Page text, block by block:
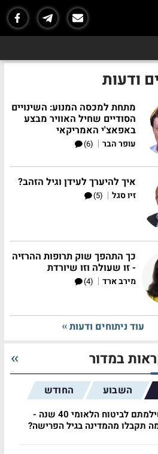
ודעות
מתחת למכסה המנוע: השינויים
הסודיים שחיל האוויר מבצע
באפאצ'י האמריקאי
עופר הבר |
(6)
איך להיערך לעידן וגיל הזהב?
זיו סגל |
(5)
כך התהפך שוק תרופות ההרזיה
- זו שעולה וזו שיורדת
מירב ארד |
(4)
עוד ניתוחים ודעות
במדור
השבוע החודש
שילמתם לביטוח הלאומי 40 שנה -
תקבלו מהמדינה בגיל הפרישה?